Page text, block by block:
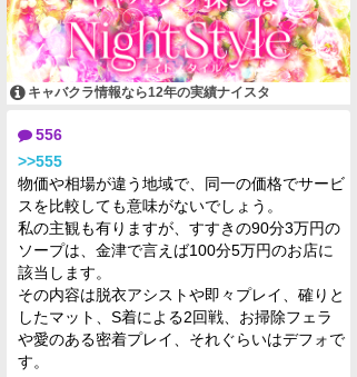
キャバクラ情報なら12年の実績ナイスタ
556
>>555
物価や相場が違う地域で、同一の価格でサービ
スを比較しても意味がないでしょう。
私の主観も有りますが、すすきの90分3万円の
ソープは、金津で言えば100分5万円のお店に
該当します。
その内容は脱衣アシストや即々プレイ、確りと
したマット、S着による2回戦、お掃除フェラ
や愛のある密着プレイ、それぐらいはデフォで
す。